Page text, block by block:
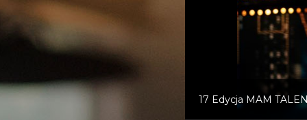
17 Edycja MAM